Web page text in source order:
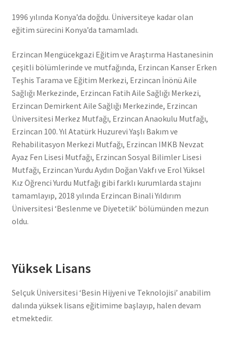
1996 yılında Konya’da doğdu. Üniversiteye kadar olan
eğitim sürecini Konya’da tamamladı.
Erzincan Mengücekgazi Eğitim ve Araştırma Hastanesinin
çeşitli bölümlerinde ve mutfağında, Erzincan Kanser Erken
Teşhis Tarama ve Eğitim Merkezi, Erzincan İnönü Aile
Sağlığı Merkezinde, Erzincan Fatih Aile Sağlığı Merkezi,
Erzincan Demirkent Aile Sağlığı Merkezinde, Erzincan
Üniversitesi Merkez Mutfağı, Erzincan Anaokulu Mutfağı,
Erzincan 100. Yıl Atatürk Huzurevi Yaşlı Bakım ve
Rehabilitasyon Merkezi Mutfağı, Erzincan IMKB Nevzat
Ayaz Fen Lisesi Mutfağı, Erzincan Sosyal Bilimler Lisesi
Mutfağı, Erzincan Yurdu Aydın Doğan Vakfı ve Erol Yüksel
Kız Öğrenci Yurdu Mutfağı gibi farklı kurumlarda stajını
tamamlayıp, 2018 yılında Erzincan Binali Yıldırım
Üniversitesi ‘Beslenme ve Diyetetik’ bölümünden mezun
oldu.
Yüksek Lisans
Selçuk Üniversitesi ‘Besin Hijyeni ve Teknolojisi’ anabilim
dalında yüksek lisans eğitimime başlayıp, halen devam
etmektedir.